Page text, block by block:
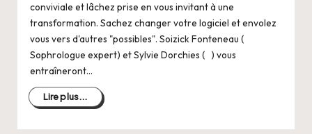
conviviale et lâchez prise en vous invitant à une
transformation. Sachez changer votre logiciel et envolez
vous vers d'autres "possibles". Soizick Fonteneau (
Sophrologue expert) et Sylvie Dorchies ( ) vous
entraîneront…
Lire plus...